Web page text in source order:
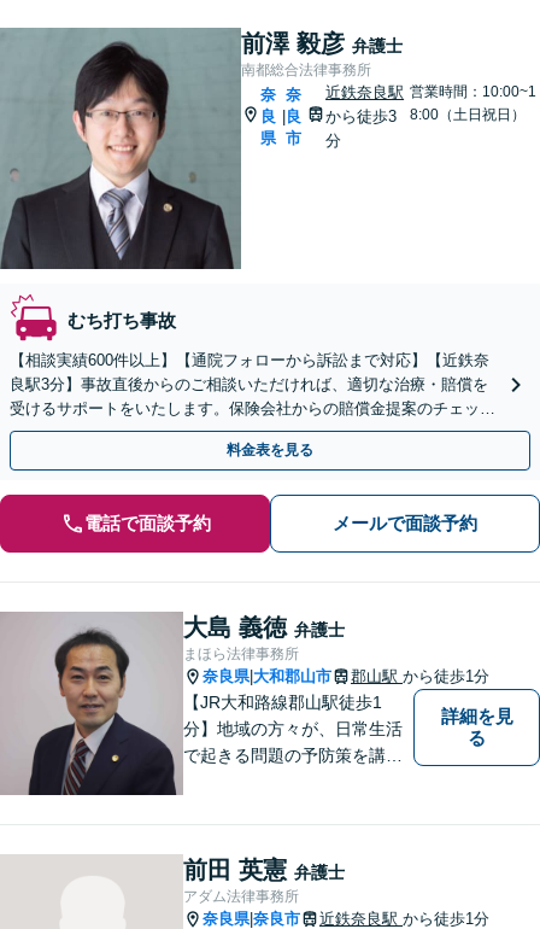
前澤 毅彦 弁護士
南都総合法律事務所
奈
良
県
奈
良
市
近鉄奈良駅
から徒歩3
分
営業時間：10:00~1
8:00（土日祝日）
むち打ち事故
【相談実績600件以上】【通院フォローから訴訟まで対応】【近鉄奈
良駅3分】事故直後からのご相談いただければ、適切な治療・賠償を
受けるサポートをいたします。保険会社からの賠償金提案のチェック
もいたします。いつでもご相談ください。
料金表を見る
電話で面談予約 メールで面談予約
大島 義徳 弁護士
まほら法律事務所
奈良県|大和郡山市 郡山駅 から徒歩1分
【JR大和路線郡山駅徒歩1
分】地域の方々が、日常生活
で起きる問題の予防策を講じ
身近な弁護士を目指していま
す。
詳細を見
る
前田 英憲 弁護士
アダム法律事務所
奈良県|奈良市 近鉄奈良駅 から徒歩1分